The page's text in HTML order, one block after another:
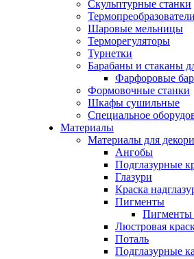
Скульптурные станки
Термопреобразователи
Шаровые мельницы
Терморегуляторы
Турнетки
Барабаны и стаканы
Фарфоровые
Формовочные станки
Шкафы сушильные
Специальное
Материалы
Материалы для
Ангобы
Подглазурные
Глазури
Краска
Пигменты
Пигменты
Люстровая
Поталь
Подглазурные